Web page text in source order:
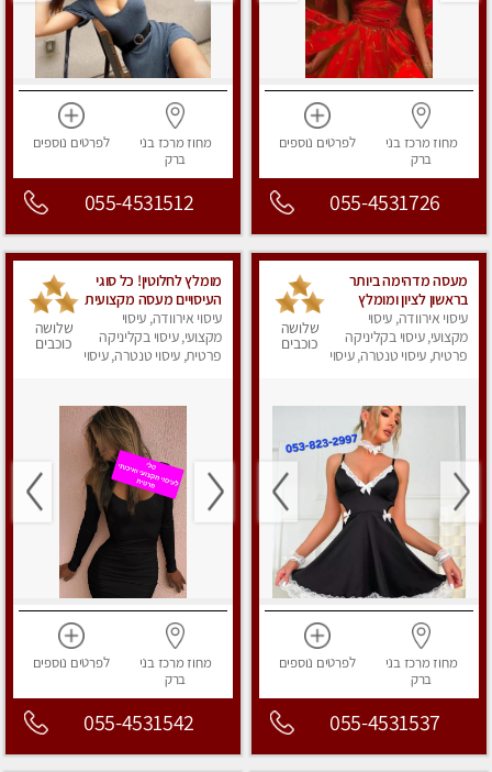
מחוז מרכז בני
ברק
לפרטים נוספים
055-4531726
מחוז מרכז בני
ברק
לפרטים נוספים
055-4531512
מעסה מדהימה ביותר
בראשון לציון ומומלץ
לחלוטין! פרטי! ​​​​​​ Highly
recommended
עיסוי אירוודה, עיסוי
מקצועי, עיסוי בקליניקה
פרטית, עיסוי טנטרה, עיסוי
שלושה
כוכבים
מחוז מרכז בני
ברק
לפרטים נוספים
055-4531537
מומלץ לחלוטין! כל סוגי
העיסויים מעסה מקצועית
ואיכותית פרטי!!!
עיסוי אירוודה, עיסוי
מקצועי, עיסוי בקליניקה
פרטית, עיסוי טנטרה, עיסוי
שלושה
כוכבים
מחוז מרכז בני
ברק
לפרטים נוספים
055-4531542